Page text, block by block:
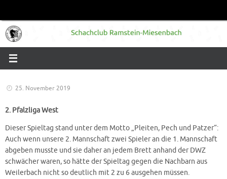
springen
25. November 2019
2. Pfalzliga West
Dieser Spieltag stand unter dem Motto „Pleiten, Pech und Patzer“:
Auch wenn unsere 2. Mannschaft zwei Spieler an die 1. Mannschaft
abgeben musste und sie daher an jedem Brett anhand der DWZ
schwächer waren, so hätte der Spieltag gegen die Nachbarn aus
Weilerbach nicht so deutlich mit 2 zu 6 ausgehen müssen.